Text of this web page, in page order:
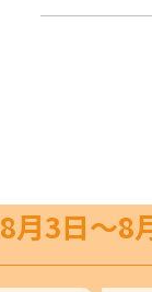
8月3日〜8